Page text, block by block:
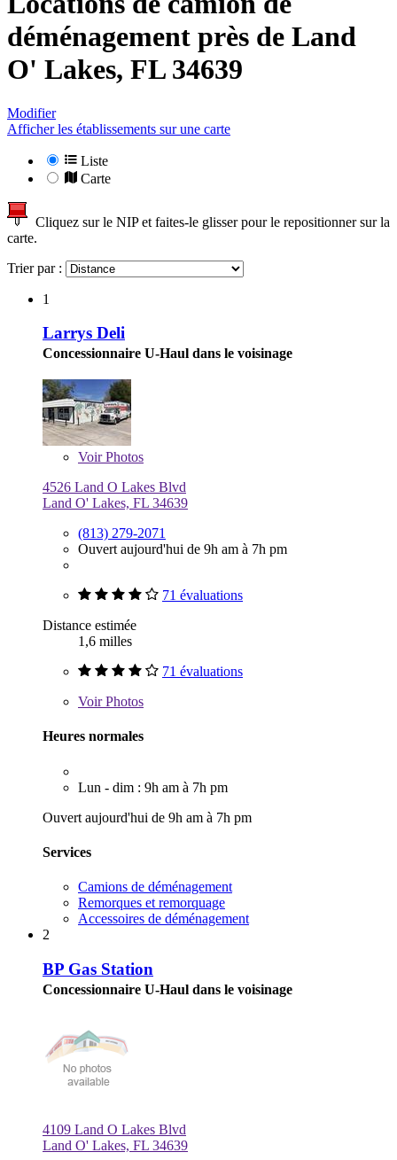
déménagement près de Land
O' Lakes, FL 34639
Modifier
Afficher les établissements sur une carte
Liste
Carte
Cliquez sur le NIP et faites-le glisser pour le repositionner sur la
carte.
Trier par :
1
Larrys Deli
Concessionnaire U-Haul dans le voisinage
VoirPhotos
4526 Land O Lakes Blvd
Land O' Lakes, FL 34639
(813) 279-2071
Ouvert aujourd'hui de 9h am à 7h pm
71 évaluations
Distance estimée
1,6 milles
71 évaluations
VoirPhotos
Heures normales
Lun - dim : 9h am à 7h pm
Ouvert aujourd'hui de 9h am à 7h pm
Services
Camions de déménagement
Remorques et remorquage
Accessoires de déménagement
2
BP Gas Station
Concessionnaire U-Haul dans le voisinage
4109 Land O Lakes Blvd
Land O' Lakes, FL 34639